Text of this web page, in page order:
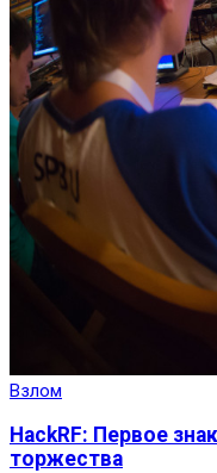
Взлом
HackRF: Первое
торжества